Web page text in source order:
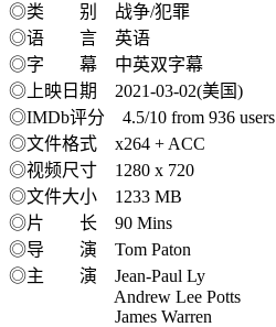
◎类 别 战争/犯罪
◎语 言 英语
◎字 幕 中英双字幕
◎上映日期 2021-03-02(美国)
◎IMDb评分 4.5/10 from 936 users
◎文件格式 x264 + ACC
◎视频尺寸 1280 x 720
◎文件大小 1233 MB
◎片 长 90 Mins
◎导 演 Tom Paton
◎主 演 Jean-Paul Ly
Andrew Lee Potts
James Warren